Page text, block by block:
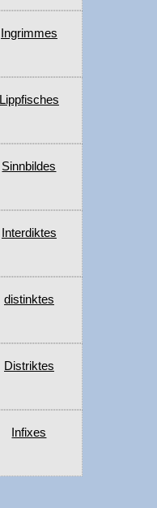
Ingrimmes
Lippfisches
Sinnbildes
Interdiktes
distinktes
Distriktes
Infixes